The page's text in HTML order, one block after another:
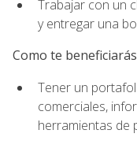
Trabajar con un
y entregar una
Como te beneficiarás
Tener un
comerciales,
herramientas de